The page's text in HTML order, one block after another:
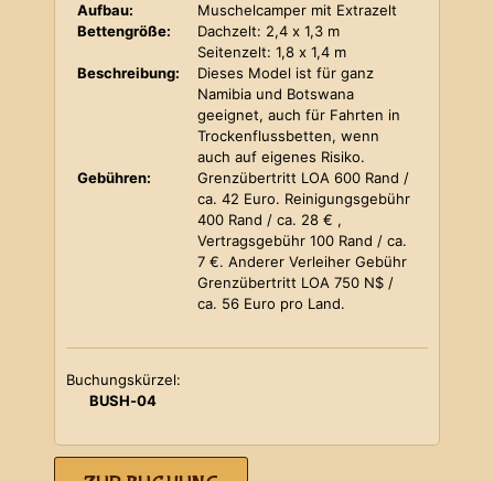
Aufbau:
Muschelcamper mit Extrazelt
Bettengröße:
Dachzelt: 2,4 x 1,3 m
Seitenzelt: 1,8 x 1,4 m
Beschreibung:
Dieses Model ist für ganz
Namibia und Botswana
geeignet, auch für Fahrten in
Trockenflussbetten, wenn
auch auf eigenes Risiko.
Gebühren:
Grenzübertritt LOA 600 Rand /
ca. 42 Euro. Reinigungsgebühr
400 Rand / ca. 28 € ,
Vertragsgebühr 100 Rand / ca.
7 €. Anderer Verleiher Gebühr
Grenzübertritt LOA 750 N$ /
ca. 56 Euro pro Land.
Buchungskürzel:
BUSH-04